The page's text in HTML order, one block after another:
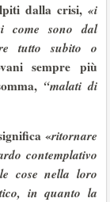
dalla crisi, «i
come sono dal
tutto subito o
sempre più
“malati di
«ritornare
contemplativo
cose nella loro
in quanto la